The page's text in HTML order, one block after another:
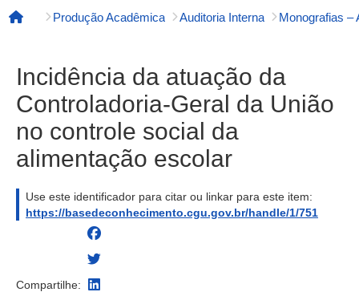
Página inicial
Produção Acadêmica Auditoria Interna
Incidência da atuação da
Controladoria-Geral da União
no controle social da
alimentação escolar
Use este identificador para citar ou linkar para este item:
https://basedeconhecimento.cgu.gov.br/handle/1/751
Compartilhe: